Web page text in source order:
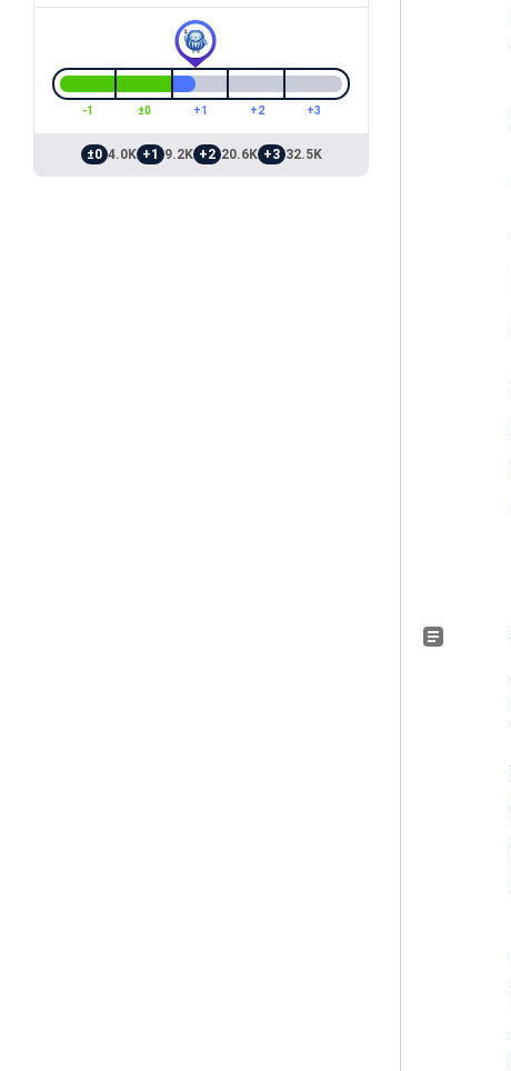
-1 ±0 +1 +2 +3
±0 4.0K +1 9.2K +2 20.6K +3 32.5K